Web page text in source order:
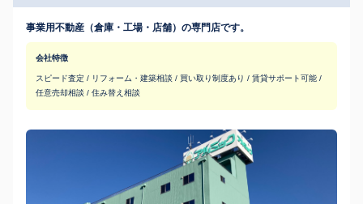
事業用不動産（倉庫・工場・店舗）の専門店です。
会社特徴
スピード査定 / リフォーム・建築相談 / 買い取り制度あり / 賃貸サポート可能 /
任意売却相談 / 住み替え相談